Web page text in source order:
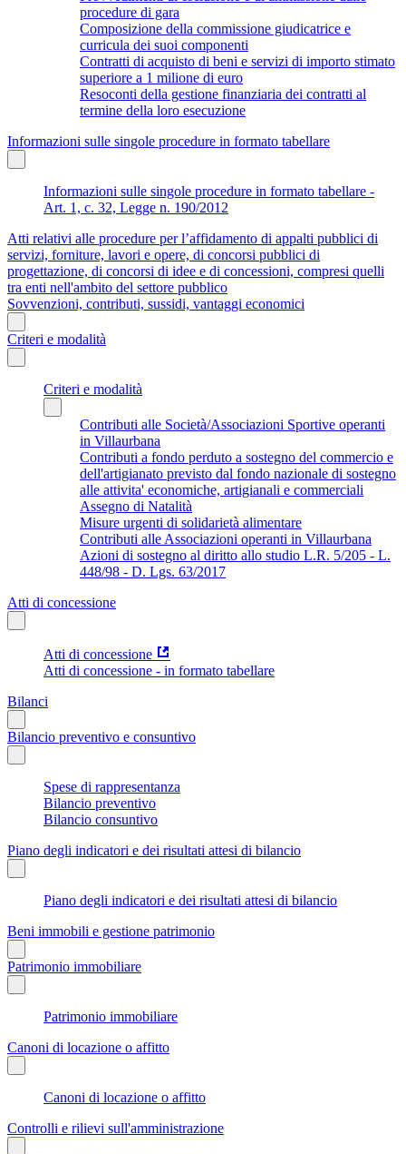
procedure di gara
Composizione della commissione giudicatrice e
curricula dei suoi componenti
Contratti di acquisto di beni e servizi di importo stimato
superiore a 1 milione di euro
Resoconti della gestione finanziaria dei contratti al
termine della loro esecuzione
Informazioni sulle singole procedure in formato tabellare
Informazioni sulle singole procedure in formato tabellare -
Art. 1, c. 32, Legge n. 190/2012
Atti relativi alle procedure per l’affidamento di appalti pubblici di
servizi, forniture, lavori e opere, di concorsi pubblici di
progettazione, di concorsi di idee e di concessioni, compresi quelli
tra enti nell'ambito del settore pubblico
Sovvenzioni, contributi, sussidi, vantaggi economici
Criteri e modalità
Criteri e modalità
Contributi alle Società/Associazioni Sportive operanti
in Villaurbana
Contributi a fondo perduto a sostegno del commercio e
dell'artigianato previsto dal fondo nazionale di sostegno
alle attivita' economiche, artigianali e commerciali
Assegno di Natalità
Misure urgenti di solidarietà alimentare
Contributi alle Associazioni operanti in Villaurbana
Azioni di sostegno al diritto allo studio L.R. 5/205 - L.
448/98 - D. Lgs. 63/2017
Atti di concessione
Atti di concessione
Atti di concessione - in formato tabellare
Bilanci
Bilancio preventivo e consuntivo
Spese di rappresentanza
Bilancio preventivo
Bilancio consuntivo
Piano degli indicatori e dei risultati attesi di bilancio
Piano degli indicatori e dei risultati attesi di bilancio
Beni immobili e gestione patrimonio
Patrimonio immobiliare
Patrimonio immobiliare
Canoni di locazione o affitto
Canoni di locazione o affitto
Controlli e rilievi sull'amministrazione